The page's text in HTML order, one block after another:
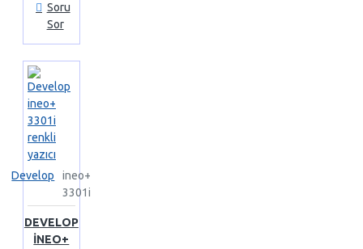
Soru
Sor
Develop
ineo+
3301i
DEVELOP
INEO+